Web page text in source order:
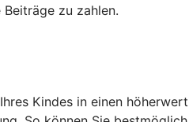
zu zahlen.
Kindes in einen